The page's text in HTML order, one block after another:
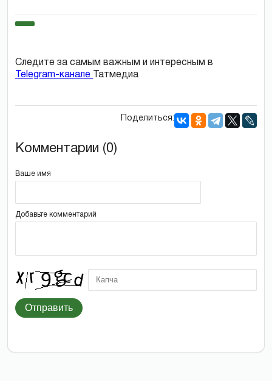
Следите за самым важным и интересным в
Telegram-канале
Татмедиа
Поделиться:
Комментарии (0)
Ваше имя
Добавьте комментарий
Отправить